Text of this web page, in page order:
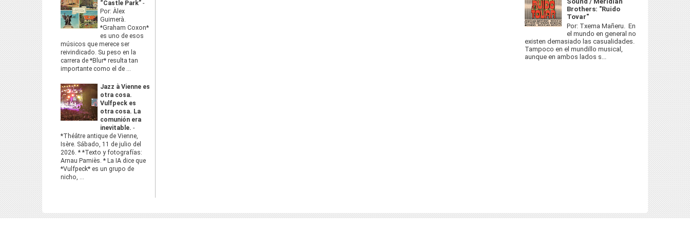
“Castle Park” -
Por: Àlex
Guimerà.
*Graham Coxon*
es uno de esos
músicos que merece ser
reivindicado. Su peso en la
carrera de *Blur* resulta tan
importante como el de ...
Jazz à Vienne es
otra cosa.
Vulfpeck es
otra cosa. La
comunión era
inevitable. -
*Théâtre antique de Vienne,
Isère. Sábado, 11 de julio del
2026. * *Texto y fotografías:
Arnau Pamiès. * La IA dice que
*Vulfpeck* es un grupo de
nicho, ...
Brothers: "Ruido
Tovar"
Por: Txema Mañeru. En
el mundo en general no
existen demasiado las casualidades.
Tampoco en el mundillo musical,
aunque en ambos lados s...